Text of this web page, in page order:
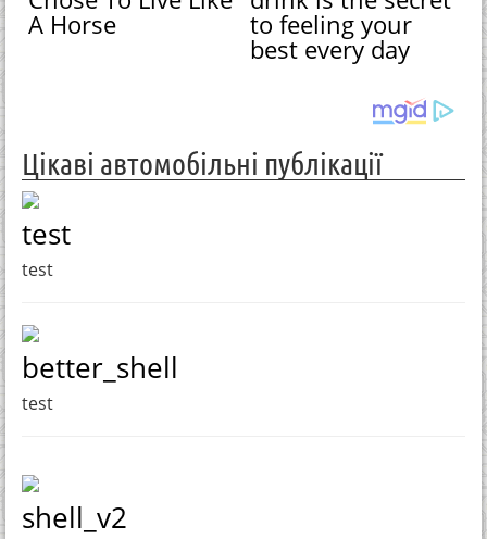
A Horse to feeling your
best every day
Цікаві автомобільні публікації
test
test
better_shell
test
shell_v2